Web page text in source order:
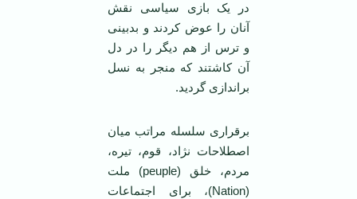
در یک بازی سیاسی نقش
آنان را عوض کردند و بدبینی
و ترس از هم دیگر را در دل
آن کاشتند که منجر به نسل
براندازی گردید.
برقراری سلسله مراتب میان
اصطلاحات نژاد، قوم، تیره،
مردم، خلق (peuple) ملت
(Nation)، برای اجتماعات